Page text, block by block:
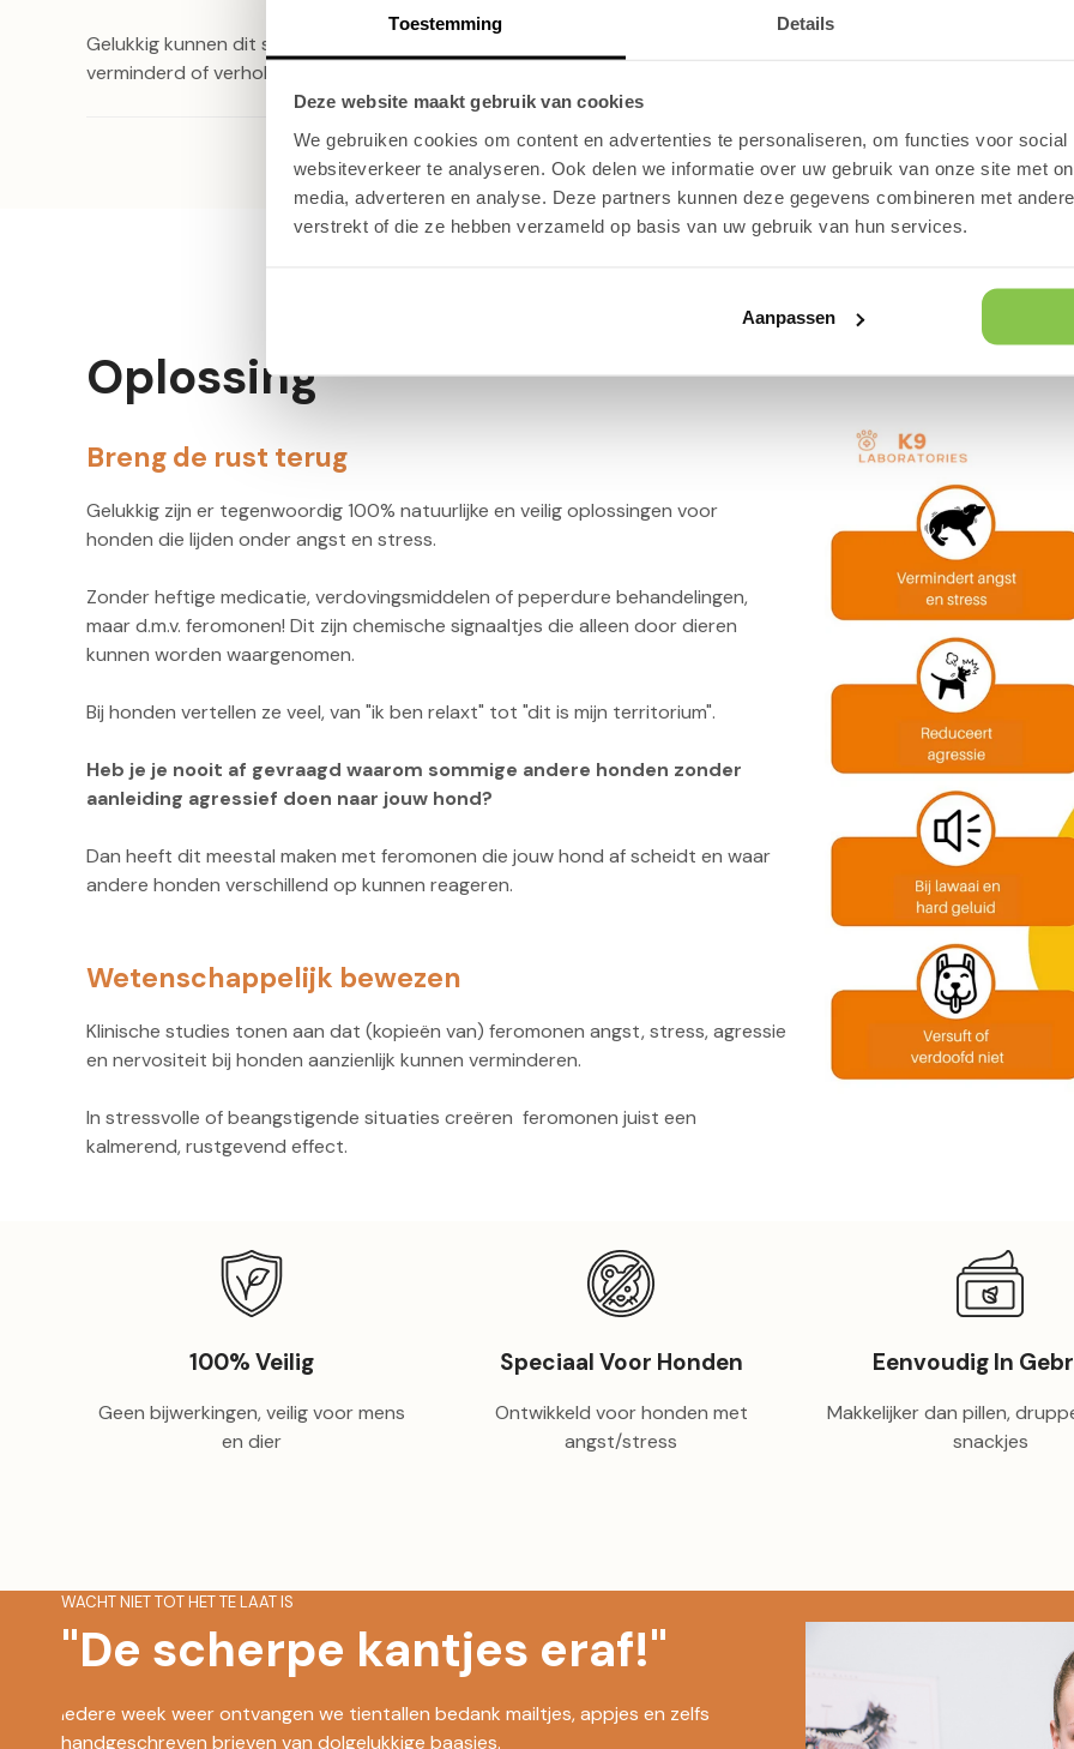
Toestemming Details
Deze website maakt gebruik van cookies
We gebruiken cookies om content en advertenties te personaliseren, om functies voor
websiteverkeer te analyseren. Ook delen we informatie over uw gebruik van onze site met
media, adverteren en analyse. Deze partners kunnen deze gegevens combineren met
verstrekt of die ze hebben verzameld op basis van uw gebruik van hun services.
Aanpassen
Gelukkig kunnen dit soort klachten in veel gevallen eenvoudig worden
verminderd of verholpen als er tijdig wordt ingegrepen door u als baasje!
Oplossing
Breng de rust terug
Gelukkig zijn er tegenwoordig 100% natuurlijke en veilig oplossingen voor
honden die lijden onder angst en stress.
Zonder heftige medicatie, verdovingsmiddelen of peperdure behandelingen,
maar d.m.v. feromonen! Dit zijn chemische signaaltjes die alleen door dieren
kunnen worden waargenomen.
Bij honden vertellen ze veel, van "ik ben relaxt" tot "dit is mijn territorium".
Heb je je nooit af gevraagd waarom sommige andere honden zonder
aanleiding agressief doen naar jouw hond?
Dan heeft dit meestal maken met feromonen die jouw hond af scheidt en waar
andere honden verschillend op kunnen reageren.
Wetenschappelijk bewezen
Klinische studies tonen aan dat (kopieën van) feromonen angst, stress, agressie
en nervositeit bij honden aanzienlijk kunnen verminderen.
In stressvolle of beangstigende situaties creëren feromonen juist een
kalmerend, rustgevend effect.
100% Veilig
Geen bijwerkingen, veilig voor mens
en dier
Speciaal Voor Honden
Ontwikkeld voor honden met
angst/stress
Eenvoudig In
Makkelijker dan pillen,
snackjes
WACHT NIET TOT HET TE LAAT IS
"De scherpe kantjes eraf!"
Iedere week weer ontvangen we tientallen bedank mailtjes, appjes en zelfs
handgeschreven brieven van dolgelukkige baasjes.